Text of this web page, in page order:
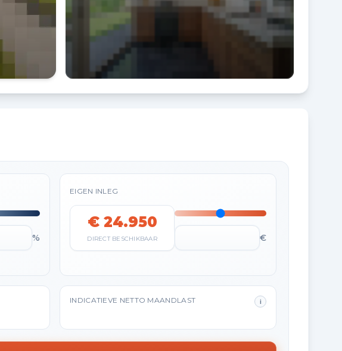
%
EIGEN INLEG
€ 24.950
DIRECT BESCHIKBAAR €
INDICATIEVE NETTO MAANDLAST i